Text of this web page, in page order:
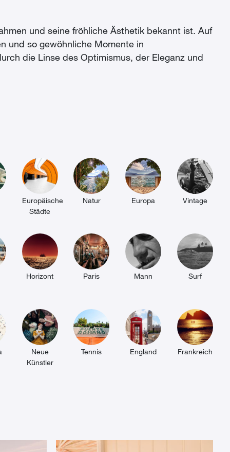
und seine fröhliche Ästhetik bekannt ist. Auf
und so gewöhnliche Momente in
die Linse des Optimismus, der Eleganz und
Europäische
Städte
Natur Europa Vintage
Horizont Paris Mann Surf
Neue
Künstler
Tennis England Frankreich